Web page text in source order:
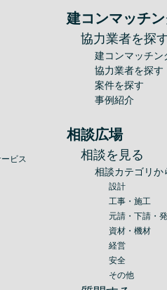
ビス
建コンマッチ
協力業者を探
建コンマッチン
協力業者を探す
案件を探す
事例紹介
相談広場
相談を見る
相談カテゴリか
設計
工事・施工
元請・下請・
資材・機材
経営
安全
その他